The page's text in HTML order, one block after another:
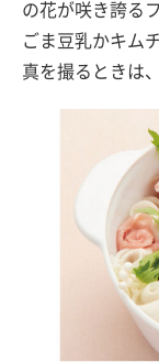
の花が咲き誇る
ごま豆乳かキム
真を撮るときは